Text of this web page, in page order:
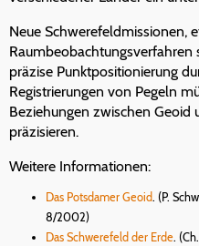
Neue Schwerefeldmissionen,
Raumbeobachtungsverfahren
präzise Punktpositionierung
Registrierungen von Pegeln
Beziehungen zwischen Geoid
präzisieren.
Weitere Informationen:
Das Potsdamer Geoid. (P.
8/2002)
Das Schwerefeld der Erde.